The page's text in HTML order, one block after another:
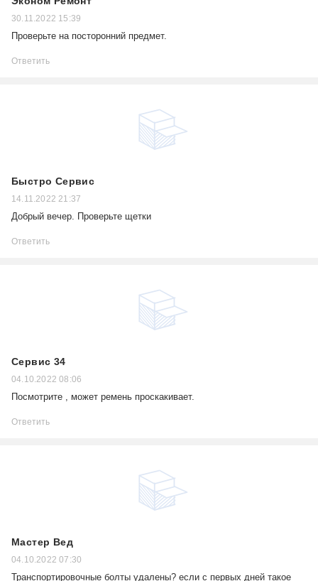
30.11.2022 15:39
Проверьте на посторонний предмет.
Ответить
Быстро Сервис
14.11.2022 21:37
Добрый вечер. Проверьте щетки
Ответить
Сервис 34
04.10.2022 08:06
Посмотрите , может ремень проскакивает.
Ответить
Мастер Вед
04.10.2022 07:30
Транспортировочные болты удалены? если с первых дней такое